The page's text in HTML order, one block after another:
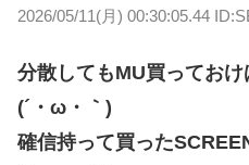
2026/05/11(月) 00:30:05.44
分散してもMU買ってお
(´・ω・｀)
確信持って買った